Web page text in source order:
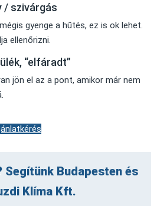
/ szivárgás
gyenge a hűtés, ez is ok lehet.
ellenőrizni.
“elfáradt”
jön el az a pont, amikor már nem
Segítünk Budapesten és
Klíma Kft.